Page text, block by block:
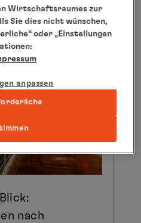
nach
Wirtschaftsraumes zur
Sie dies nicht wünschen,
oder „Einstellungen
anpassen